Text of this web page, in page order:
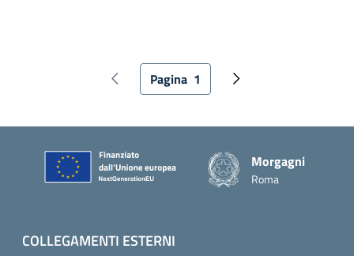
Pagina precedente
Pagina attuale
Pagina 1 Pagina successiva
Piè di pagina
Morgagni
Roma
COLLEGAMENTI ESTERNI